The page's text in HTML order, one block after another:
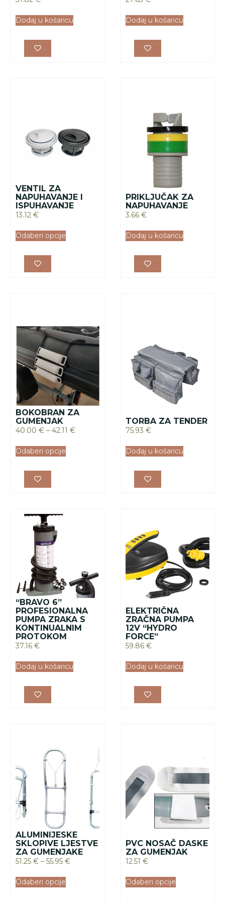
Dodaj u košaricu Dodaj u košaricu
VENTIL ZA
NAPUHAVANJE I
ISPUHAVANJE
13.12 €
Odaberi opcije
PRIKLJUČAK ZA
NAPUHAVANJE
3.66 €
Dodaj u košaricu
BOKOBRAN ZA
GUMENJAK
40.00 € – 42.11 €
Odaberi opcije
TORBA ZA TENDER
75.93 €
Dodaj u košaricu
“BRAVO 6”
PROFESIONALNA
PUMPA ZRAKA S
KONTINUALNIM
PROTOKOM
37.16 €
Dodaj u košaricu
ELEKTRIČNA
ZRAČNA PUMPA
12V “HYDRO
FORCE”
59.86 €
Dodaj u košaricu
ALUMINIJESKE
SKLOPIVE LJESTVE
ZA GUMENJAKE
51.25 € – 55.95 €
Odaberi opcije
PVC NOSAČ DASKE
ZA GUMENJAK
12.51 €
Odaberi opcije